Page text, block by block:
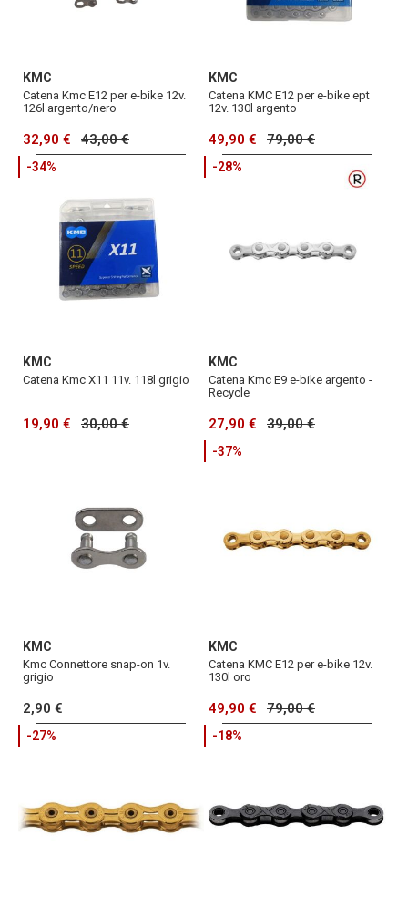
KMC
Catena Kmc E12 per e-bike 12v.
126l argento/nero
32,90 € 43,00 €
KMC
Catena KMC E12 per e-bike ept
12v. 130l argento
49,90 € 79,00 €
-34%
KMC
Catena Kmc X11 11v. 118l grigio
19,90 € 30,00 €
-28%
KMC
Catena Kmc E9 e-bike argento -
Recycle
27,90 € 39,00 €
KMC
Kmc Connettore snap-on 1v.
grigio
2,90 €
-37%
KMC
Catena KMC E12 per e-bike 12v.
130l oro
49,90 € 79,00 €
-27% -18%